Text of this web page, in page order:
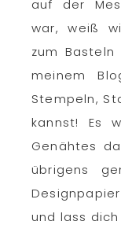
auf der
war, weiß
zum
meinem
Stempeln,
kannst! Es
Genähtes
übrigens
und lass